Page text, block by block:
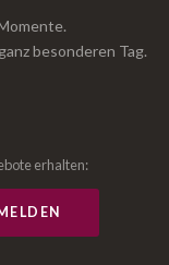
besonderen Tag.
erhalten: